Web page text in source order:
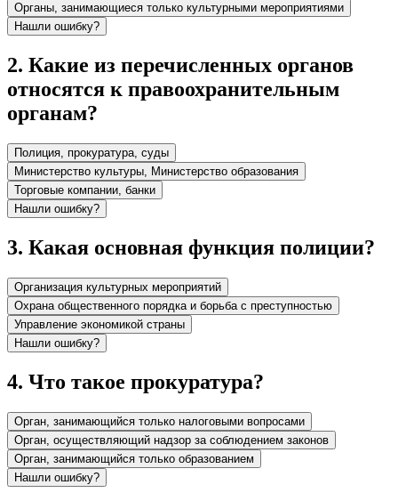
Органы, занимающиеся только культурными мероприятиями
Нашли ошибку?
2. Какие из перечисленных органов
относятся к правоохранительным
органам?
Полиция, прокуратура, суды
Министерство культуры, Министерство образования
Торговые компании, банки
Нашли ошибку?
3. Какая основная функция полиции?
Организация культурных мероприятий
Охрана общественного порядка и борьба с преступностью
Управление экономикой страны
Нашли ошибку?
4. Что такое прокуратура?
Орган, занимающийся только налоговыми вопросами
Орган, осуществляющий надзор за соблюдением законов
Орган, занимающийся только образованием
Нашли ошибку?